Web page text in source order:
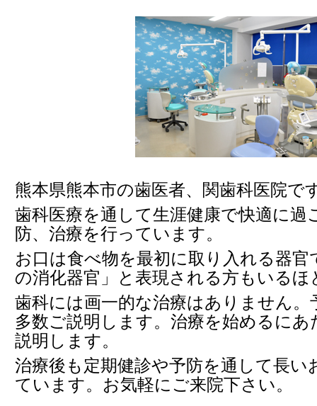
熊本県熊本市の歯医者、関歯科医院で
歯科医療を通して生涯健康で快適に過
防、治療を行っています。
お口は食べ物を最初に取り入れる器官
の消化器官」と表現される方もいるほ
歯科には画一的な治療はありません。
多数ご説明します。治療を始めるに
説明します。
治療後も定期健診や予防を通して長
ています。お気軽にご来院下さい。